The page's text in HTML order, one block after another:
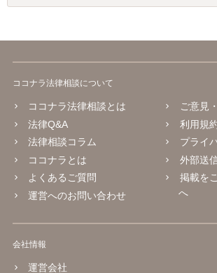
ココナラ法律相談について
ココナラ法律相談とは
法律Q&A
法律相談コラム
ココナラとは
よくあるご質問
運営へのお問い合わせ
ご意見
利用規
プライ
外部送
掲載を
へ
会社情報
運営会社